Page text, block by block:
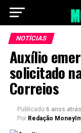
NOTÍCIAS
Auxílio
solicitado
Correios
Publicado 6 anos atrás
Por Redação